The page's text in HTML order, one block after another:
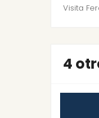
Visita
4